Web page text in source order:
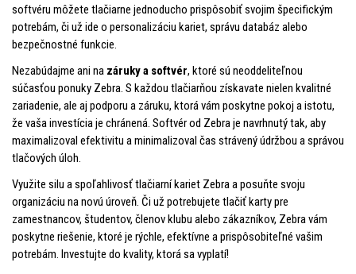
softvéru môžete tlačiarne jednoducho prispôsobiť svojim špecifickým
potrebám, či už ide o personalizáciu kariet, správu databáz alebo
bezpečnostné funkcie.
Nezabúdajme ani na záruky a softvér, ktoré sú neoddeliteľnou
súčasťou ponuky Zebra. S každou tlačiarňou získavate nielen kvalitné
zariadenie, ale aj podporu a záruku, ktorá vám poskytne pokoj a istotu,
že vaša investícia je chránená. Softvér od Zebra je navrhnutý tak, aby
maximalizoval efektivitu a minimalizoval čas strávený údržbou a správou
tlačových úloh.
Využite silu a spoľahlivosť tlačiarní kariet Zebra a posuňte svoju
organizáciu na novú úroveň. Či už potrebujete tlačiť karty pre
zamestnancov, študentov, členov klubu alebo zákazníkov, Zebra vám
poskytne riešenie, ktoré je rýchle, efektívne a prispôsobiteľné vašim
potrebám. Investujte do kvality, ktorá sa vyplatí!